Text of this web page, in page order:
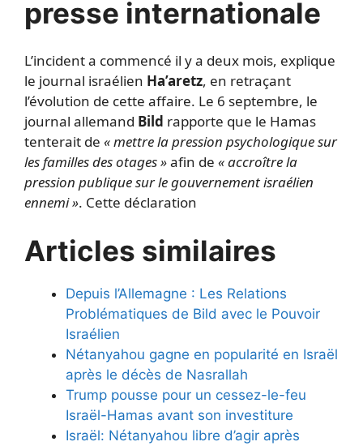
presse internationale
L’incident a commencé il y a deux mois, explique
le journal israélien Ha’aretz, en retraçant
l’évolution de cette affaire. Le 6 septembre, le
journal allemand Bild rapporte que le Hamas
tenterait de « mettre la pression psychologique sur
les familles des otages »afin de « accroître la
pression publique sur le gouvernement israélien
ennemi ». Cette déclaration
Articles similaires
Depuis l’Allemagne : Les Relations
Problématiques de Bild avec le Pouvoir
Israélien
Nétanyahou gagne en popularité en Israël
après le décès de Nasrallah
Trump pousse pour un cessez-le-feu
Israël-Hamas avant son investiture
Israël: Nétanyahou libre d’agir après